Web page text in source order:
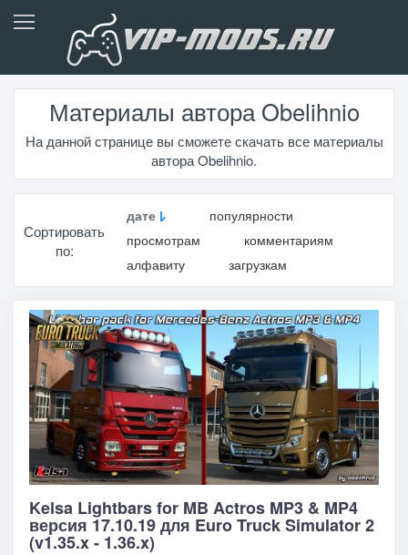
Материалы автора Obelihnio
На данной странице вы сможете скачать все материалы
автора Obelihnio.
Сортировать
по:
дате
популярности
просмотрам
комментариям
алфавиту
загрузкам
Kelsa Lightbars for MB Actros MP3 & MP4
версия 17.10.19 для Euro Truck Simulator 2
(v1.35.x - 1.36.x)